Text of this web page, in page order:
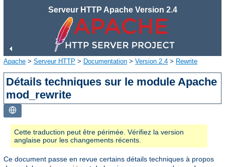
Serveur HTTP Apache Version 2.4
Apache > Serveur HTTP > Documentation > Version 2.4 > Rewrite
Détails techniques sur le module Apache
mod_rewrite
Cette traduction peut être périmée. Vérifiez la version
anglaise pour les changements récents.
Ce document passe en revue certains détails techniques à propos